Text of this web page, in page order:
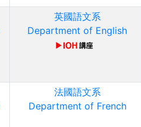
英國語文系
Department of English
法國語文系
Department of French